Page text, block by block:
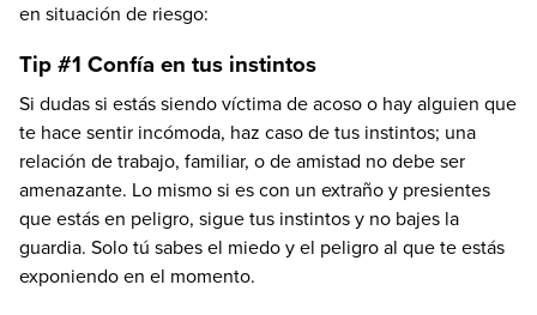
en situación de riesgo:
Tip #1 Confía en tus instintos
Si dudas si estás siendo víctima de acoso o hay alguien que
te hace sentir incómoda, haz caso de tus instintos; una
relación de trabajo, familiar, o de amistad no debe ser
amenazante. Lo mismo si es con un extraño y presientes
que estás en peligro, sigue tus instintos y no bajes la
guardia. Solo tú sabes el miedo y el peligro al que te estás
exponiendo en el momento.